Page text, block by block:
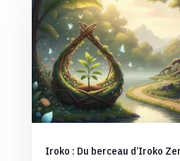
Iroko : Du berceau d’Iroko